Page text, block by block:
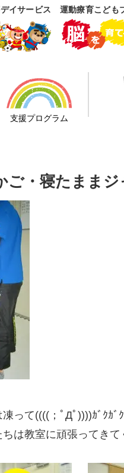
イサービス 運動療育こども
支援プログラム
ご・寝たまま
って((((；ﾟДﾟ))))ｶﾞｸｶﾞ
ちは教室に頑張ってき